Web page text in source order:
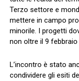
Terzo settore e
mettere in campo
minorile. I progetti
non oltre il 9 febbraio
L’incontro è stato
condividere gli esiti